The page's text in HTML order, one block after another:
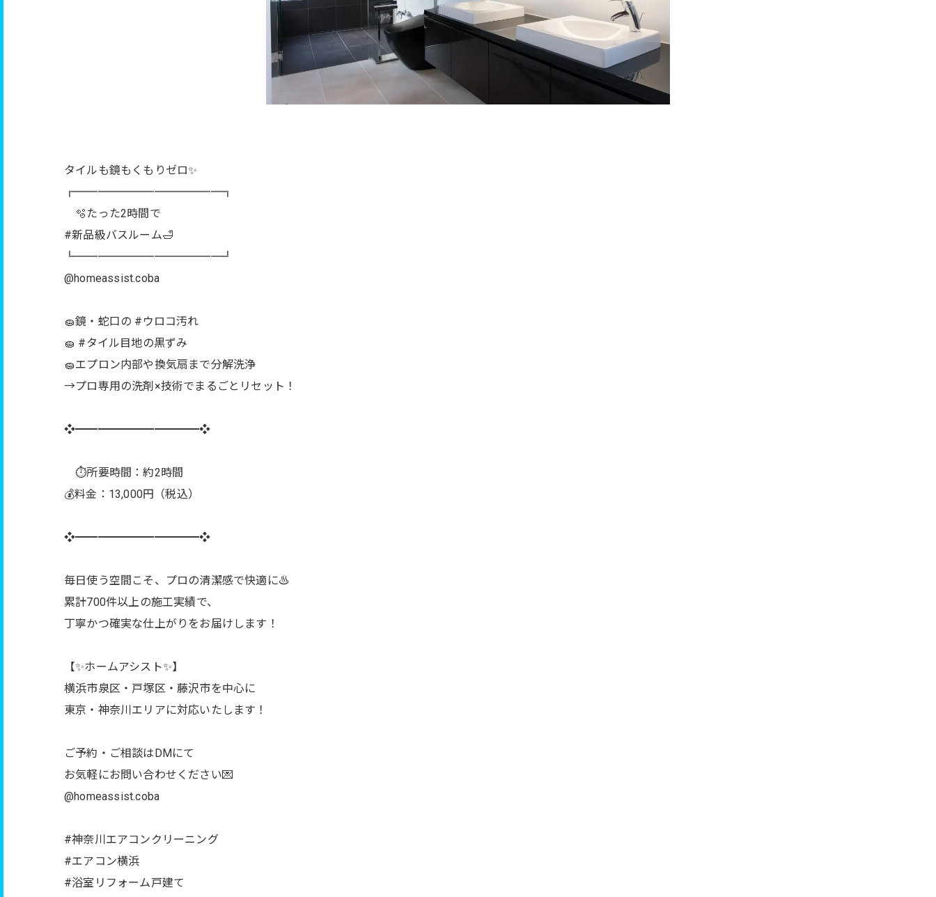
タイルも鏡もくもりゼロ✨
╔═════════════╗
🫧たった2時間で
#新品級バスルーム🛁
╚═════════════╝
@homeassist.coba
🧽鏡・蛇口の #ウロコ汚れ
🧽 #タイル目地の黒ずみ
🧽エプロン内部や換気扇まで分解洗浄
→プロ専用の洗剤×技術でまるごとリセット！
❖━━━━━━━━━━━❖
⏱所要時間：約2時間
💰料金：13,000円（税込）
❖━━━━━━━━━━━❖
毎日使う空間こそ、プロの清潔感で快適に♨️
累計700件以上の施工実績で、
丁寧かつ確実な仕上がりをお届けします！
【✨ホームアシスト✨】
横浜市泉区・戸塚区・藤沢市を中心に
東京・神奈川エリアに対応いたします！
ご予約・ご相談はDMにて
お気軽にお問い合わせください💌
@homeassist.coba
#神奈川エアコンクリーニング
#エアコン横浜
#浴室リフォーム戸建て